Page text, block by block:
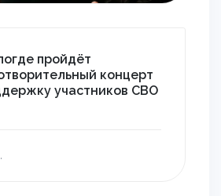
пройдёт
концерт
участников СВО